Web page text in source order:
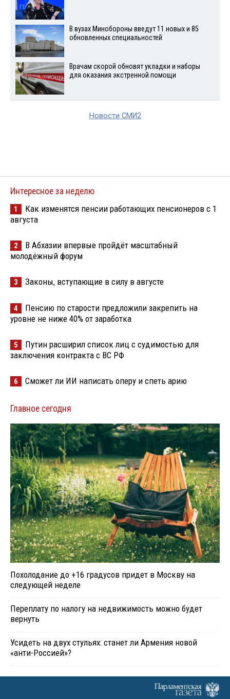
В вузах Минобороны введут 11 новых и 85
обновленных специальностей
Врачам скорой обновят укладки и наборы
для оказания экстренной помощи
Новости СМИ2
Интересное за неделю
1
Как изменятся пенсии работающих пенсионеров с 1
августа
2
В Абхазии впервые пройдёт масштабный
молодёжный форум
3 Законы, вступающие в силу в августе
4
Пенсию по старости предложили закрепить на
уровне не ниже 40% от заработка
5
Путин расширил список лиц с судимостью для
заключения контракта с ВС РФ
6 Сможет ли ИИ написать оперу и спеть арию
Главное сегодня
Похолодание до +16 градусов придет в Москву на
следующей неделе
Переплату по налогу на недвижимость можно будет
вернуть
Усидеть на двух стульях: станет ли Армения новой
«анти-Россией»?